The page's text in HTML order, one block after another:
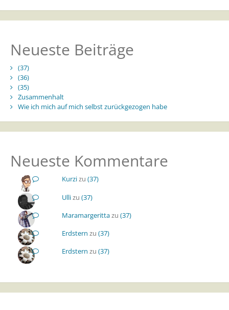
Neueste Beiträge
(37)
(36)
(35)
Zusammenhalt
Wie ich mich auf mich selbst zurückgezogen habe
Neueste Kommentare
Kurzizu(37)
Ullizu(37)
Maramargerittazu(37)
Erdstern zu(37)
Erdstern zu(37)